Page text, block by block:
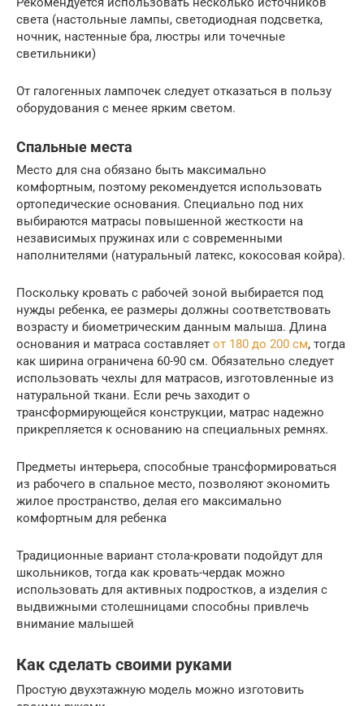
света (настольные лампы, светодиодная подсветка,
ночник, настенные бра, люстры или точечные
светильники)
От галогенных лампочек следует отказаться в пользу
оборудования с менее ярким светом.
Спальные места
Место для сна обязано быть максимально
комфортным, поэтому рекомендуется использовать
ортопедические основания. Специально под них
выбираются матрасы повышенной жесткости на
независимых пружинах или с современными
наполнителями (натуральный латекс, кокосовая койра).
Поскольку кровать с рабочей зоной выбирается под
нужды ребенка, ее размеры должны соответствовать
возрасту и биометрическим данным малыша. Длина
основания и матраса составляет от 180 до 200 см, тогда
как ширина ограничена 60-90 см. Обязательно следует
использовать чехлы для матрасов, изготовленные из
натуральной ткани. Если речь заходит о
трансформирующейся конструкции, матрас надежно
прикрепляется к основанию на специальных ремнях.
Предметы интерьера, способные трансформироваться
из рабочего в спальное место, позволяют экономить
жилое пространство, делая его максимально
комфортным для ребенка
Традиционные вариант стола-кровати подойдут для
школьников, тогда как кровать-чердак можно
использовать для активных подростков, а изделия с
выдвижными столешницами способны привлечь
внимание малышей
Как сделать своими руками
Простую двухэтажную модель можно изготовить